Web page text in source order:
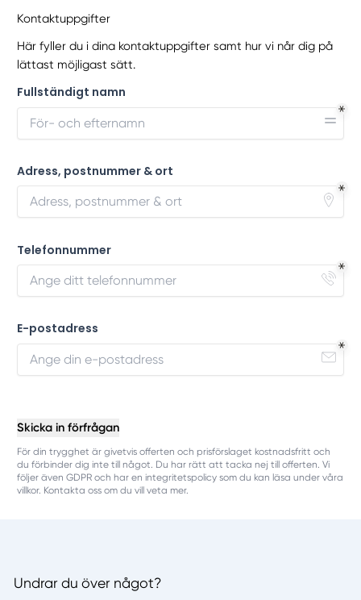
Kontaktuppgifter
Här fyller du i dina kontaktuppgifter samt hur vi når dig på
lättast möjligast sätt.
Fullständigt namn
Adress, postnummer & ort
Telefonnummer
E-postadress
Skicka in förfrågan
För din trygghet är givetvis offerten och prisförslaget kostnadsfritt och
du förbinder dig inte till något. Du har rätt att tacka nej till offerten. Vi
följer även GDPR och har en integritetspolicy som du kan läsa under våra
villkor. Kontakta oss om du vill veta mer.
Undrar du över något?